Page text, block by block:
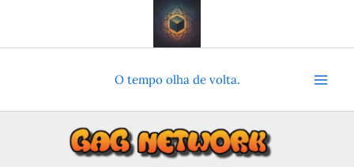
o
O tempo olha de volta.